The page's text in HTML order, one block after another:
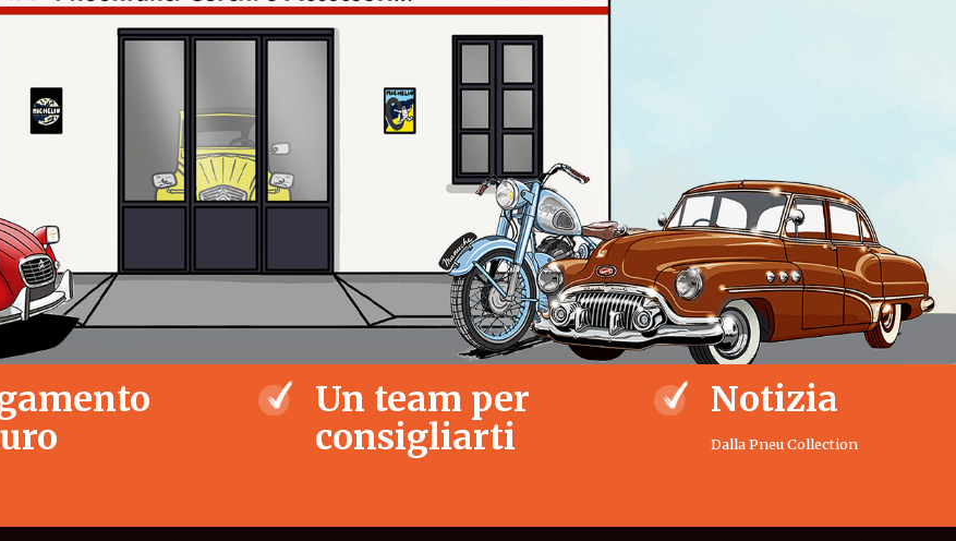
Un team per
consigliarti
Notizia
Dalla Pneu Collection